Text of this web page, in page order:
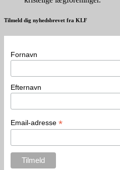
Tilmeld dig nyhedsbrevet fra KLF
Fornavn
Efternavn
Email-adresse *